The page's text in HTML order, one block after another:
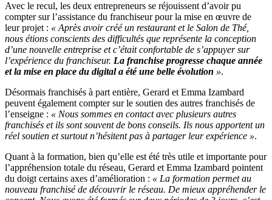
Avec le recul, les deux entrepreneurs se réjouissent d’avoir pu
compter sur l’assistance du franchiseur pour la mise en œuvre de
leur projet : « Après avoir créé un restaurant et le Salon de Thé,
nous étions conscients des difficultés que représente la conception
d’une nouvelle entreprise et c’était confortable de s’appuyer sur
l’expérience du franchiseur. La franchise progresse chaque année
et la mise en place du digital a été une belle évolution ».
Désormais franchisés à part entière, Gerard et Emma Izambard
peuvent également compter sur le soutien des autres franchisés de
l’enseigne : « Nous sommes en contact avec plusieurs autres
franchisés et ils sont souvent de bons conseils. Ils nous apportent un
réel soutien et surtout n’hésitent pas à partager leur expérience ».
Quant à la formation, bien qu’elle est été très utile et importante pour
l’appréhension totale du réseau, Gerard et Emma Izambard pointent
du doigt certains axes d’amélioration : « La formation permet au
nouveau franchisé de découvrir le réseau. De mieux appréhender le